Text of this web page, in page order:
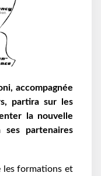
accompagnée
partira sur les
la nouvelle
partenaires
les formations et